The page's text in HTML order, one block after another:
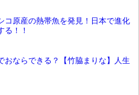
コ原産の熱帯魚を発見！日本で進化
る！！
おならできる？【竹脇まりな】人生